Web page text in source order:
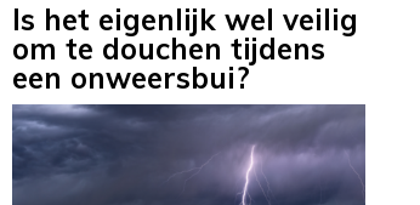
Is het eigenlijk wel veilig
om te douchen tijdens
een onweersbui?